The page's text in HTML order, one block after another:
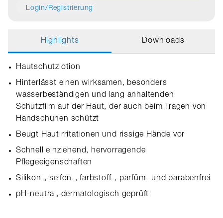
Login/Registrierung
Highlights Downloads
Hautschutzlotion
Hinterlässt einen wirksamen, besonders
wasserbeständigen und lang anhaltenden
Schutzfilm auf der Haut, der auch beim Tragen von
Handschuhen schützt
Beugt Hautirritationen und rissige Hände vor
Schnell einziehend, hervorragende
Pflegeeigenschaften
Silikon-, seifen-, farbstoff-, parfüm- und parabenfrei
pH-neutral, dermatologisch geprüft